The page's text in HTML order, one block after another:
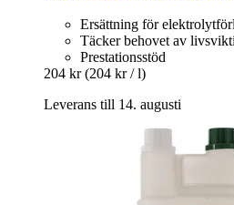
Ersättning för
Täcker behovet av
Prestationsstöd
204 kr (204 kr / l)
Leverans till 14. augusti